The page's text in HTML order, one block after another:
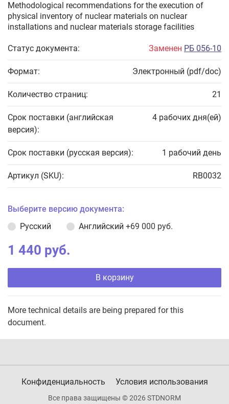
Methodological recommendations for the execution of
physical inventory of nuclear materials on nuclear
installations and nuclear materials storage facilities
Статус документа: Заменен РБ 056-10
Формат: Электронный (pdf/doc)
Количество страниц: 21
Срок поставки (английская
версия):
4 рабочих дня(ей)
Срок поставки (русская версия): 1 рабочий день
Артикул (SKU): RB0032
Выберите версию документа:
Русский
Английский +69 000 руб.
1 440 руб.
В корзину
More technical details are being prepared for this
document.
Конфиденциальность Условия использования
Все права защищены © 2026 STDNORM